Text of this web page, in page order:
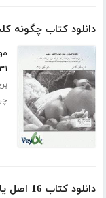
دانلود کتاب چگونه
۳۱ صفحه
دانلود کتاب 16 اصل یادگیری سریع و آسان